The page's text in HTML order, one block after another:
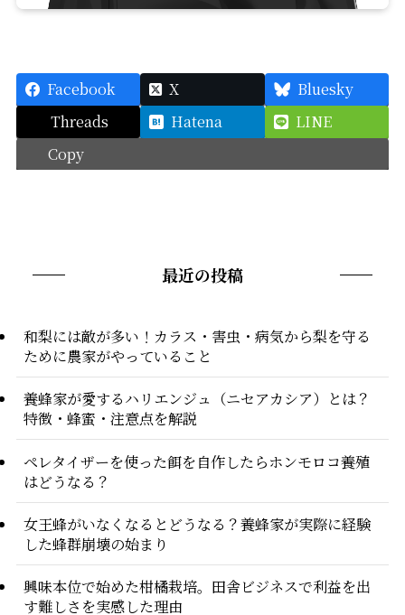
Facebook X
Bluesky
Threads
Hatena
LINE
Copy
最近の投稿
和梨には敵が多い！カラス・害虫・病気から梨を守る
ために農家がやっていること
養蜂家が愛するハリエンジュ（ニセアカシア）とは？
特徴・蜂蜜・注意点を解説
ペレタイザーを使った餌を自作したらホンモロコ養殖
はどうなる？
女王蜂がいなくなるとどうなる？養蜂家が実際に経験
した蜂群崩壊の始まり
興味本位で始めた柑橘栽培。田舎ビジネスで利益を出
す難しさを実感した理由